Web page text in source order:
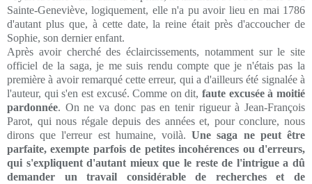
Sainte-Geneviève, logiquement, elle n'a pu avoir lieu en mai 1786
d'autant plus que, à cette date, la reine était près d'accoucher de
Sophie, son dernier enfant.
Après avoir cherché des éclaircissements, notamment sur le site
officiel de la saga, je me suis rendu compte que je n'étais pas la
première à avoir remarqué cette erreur, qui a d'ailleurs été signalée à
l'auteur, qui s'en est excusé. Comme on dit,faute excusée à moitié
pardonnée. On ne va donc pas en tenir rigueur à Jean-François
Parot, qui nous régale depuis des années et, pour conclure, nous
dirons que l'erreur est humaine, voilà.Une saga ne peut être
parfaite, exempte parfois de petites incohérences ou d'erreurs,
qui s'expliquent d'autant mieux que le reste de l'intrigue a dû
demander un travail considérable de recherches et de